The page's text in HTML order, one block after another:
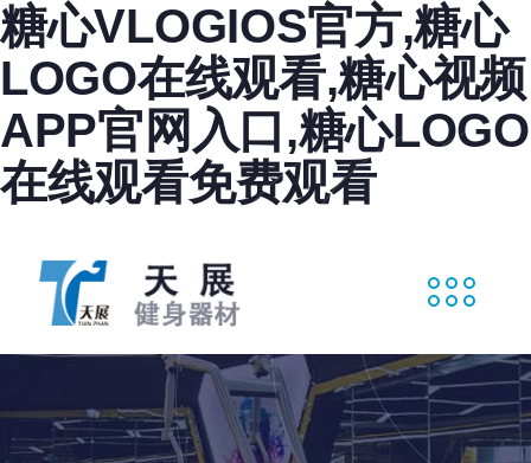
糖心VLOGIOS官方,糖心
LOGO在线观看,糖心视频
APP官网入口,糖心LOGO
在线观看免费观看